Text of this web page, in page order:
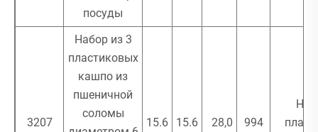
посуды
3207
Набор из 3
пластиковых
кашпо из
пшеничной
соломы
15.6 15.6 28,0 994